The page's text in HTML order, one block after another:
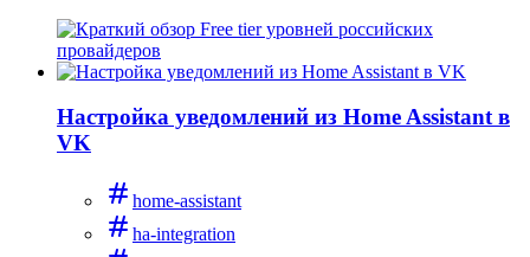
Настройка уведомлений из Home Assistant в
VK
home-assistant
ha-integration